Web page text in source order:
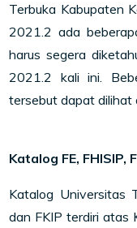
Terbuka Kabupaten
2021.2 ada
harus segera
2021.2 kali ini.
tersebut dapat
Katalog FE, FHISIP,
Katalog Universitas
dan FKIP terdiri atas